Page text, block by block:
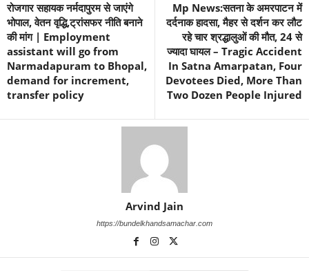
रोजगार सहायक नर्मदापुरम से जाएंगे
भोपाल, वेतन वृद्धि,ट्रांसफर नीति बनाने
की मांग | Employment
assistant will go from
Narmadapuram to Bhopal,
demand for increment,
transfer policy
Mp News:सतना के अमरपाटन में
दर्दनाक हादसा, मैहर से दर्शन कर लौट
रहे चार श्रद्धालुओं की मौत, 24 से
ज्यादा घायल – Tragic Accident
In Satna Amarpatan, Four
Devotees Died, More Than
Two Dozen People Injured
Arvind Jain
https://bundelkhandsamachar.com